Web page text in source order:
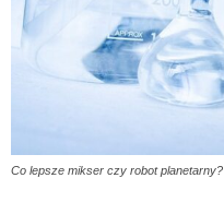
Co lepsze mikser czy robot planetarny?